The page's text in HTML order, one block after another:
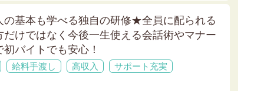
基本も学べる独自の研修★全員に配られる
けではなく今後一生使える会話術やマナー
バイトでも安心！
給料手渡し 高収入 サポート充実